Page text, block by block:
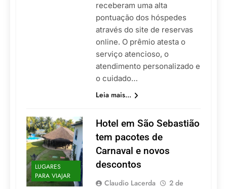
receberam uma alta
pontuação dos hóspedes
através do site de reservas
online. O prêmio atesta o
serviço atencioso, o
atendimento personalizado e
o cuidado…
Leia mais...
LUGARES
PARA VIAJAR
Hotel em São Sebastião
tem pacotes de
Carnaval e novos
descontos
Claudio Lacerda
2 de